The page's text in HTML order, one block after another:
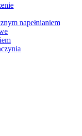
napełnianiem